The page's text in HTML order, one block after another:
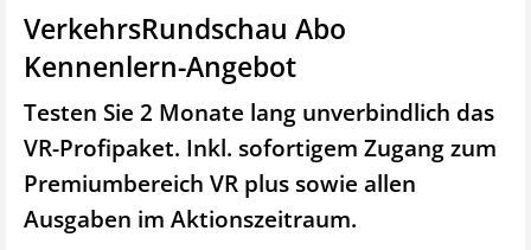
VerkehrsRundschau Abo
Kennenlern-Angebot
Testen Sie 2 Monate lang unverbindlich das
VR-Profipaket. Inkl. sofortigem Zugang zum
Premiumbereich VR plus sowie allen
Ausgaben im Aktionszeitraum.